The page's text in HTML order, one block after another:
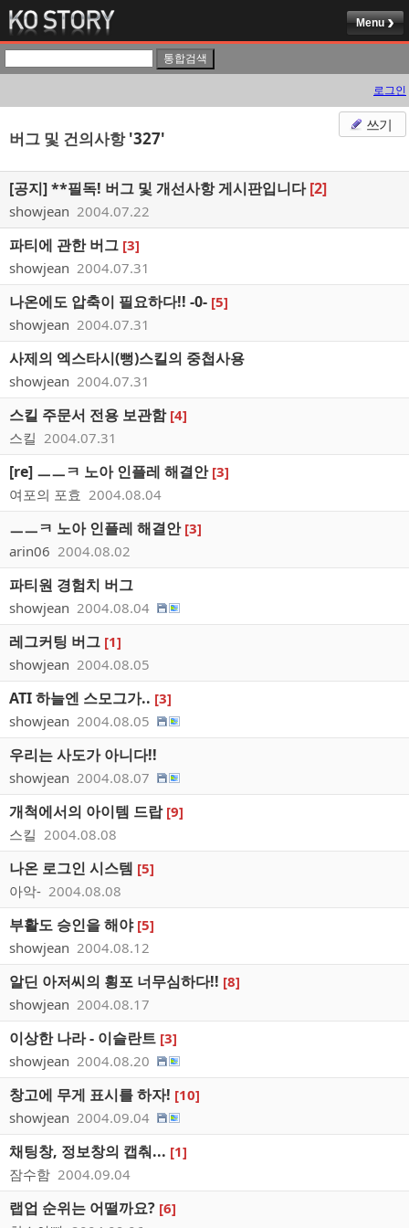
Menu
로그인
버그 및 건의사항'327'
쓰기
[공지]**필독! 버그 및 개선사항 게시판입니다 [2]
showjean 2004.07.22
파티에 관한 버그 [3]
showjean 2004.07.31
나온에도 압축이 필요하다!! -0- [5]
showjean 2004.07.31
사제의 엑스타시(뻥)스킬의 중첩사용
showjean 2004.07.31
스킬 주문서 전용 보관함 [4]
스킬 2004.07.31
[re] ㅡㅡㅋ 노아 인플레 해결안 [3]
여포의 포효 2004.08.04
ㅡㅡㅋ 노아 인플레 해결안 [3]
arin06 2004.08.02
파티원 경험치 버그
showjean 2004.08.04
레그커팅 버그 [1]
showjean 2004.08.05
ATI 하늘엔 스모그가.. [3]
showjean 2004.08.05
우리는 사도가 아니다!!
showjean 2004.08.07
개척에서의 아이템 드랍 [9]
스킬 2004.08.08
나온 로그인 시스템 [5]
아악- 2004.08.08
부활도 승인을 해야 [5]
showjean 2004.08.12
알딘 아저씨의 횡포 너무심하다!! [8]
showjean 2004.08.17
이상한 나라 - 이슬란트 [3]
showjean 2004.08.20
창고에 무게 표시를 하자! [10]
showjean 2004.09.04
채팅창, 정보창의 캡춰... [1]
잠수함 2004.09.04
랩업 순위는 어떨까요? [6]